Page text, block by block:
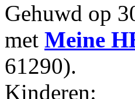
Gehuwd op
met Meine
61290).
Kinderen: